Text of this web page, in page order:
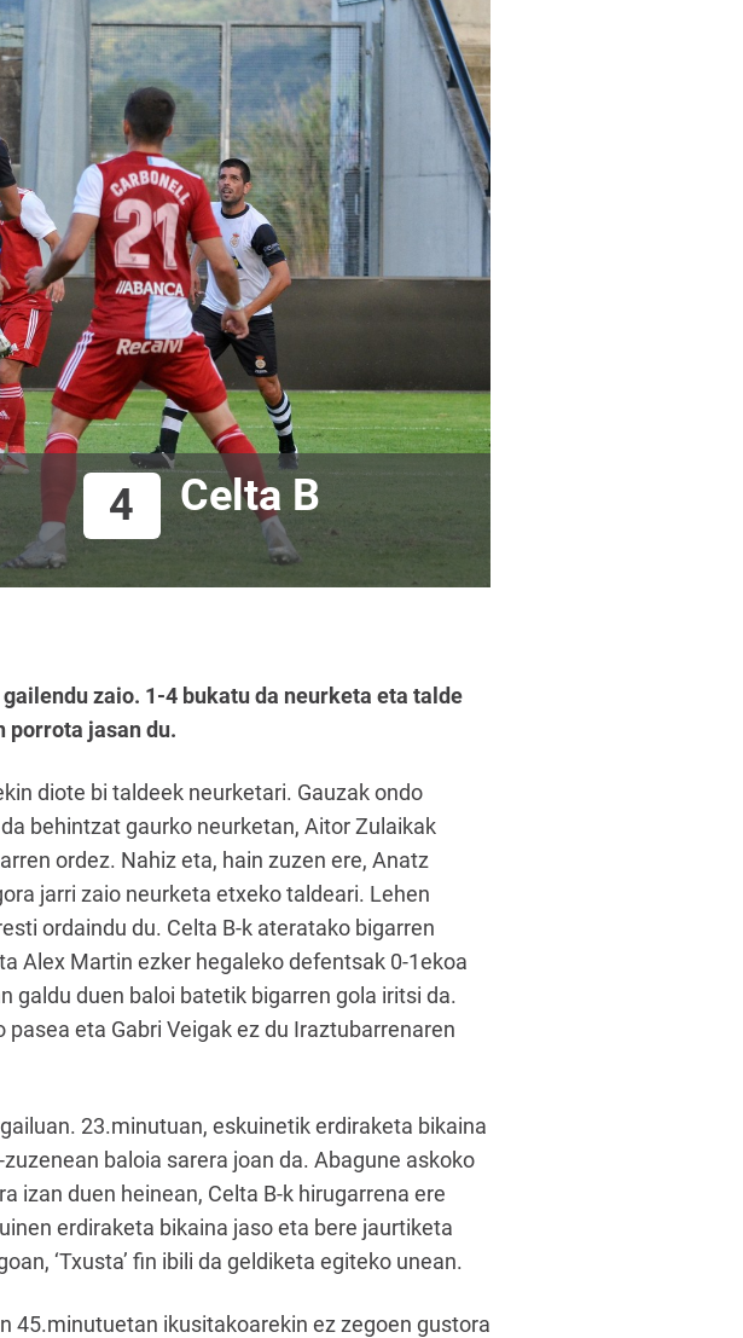
4 Celta B
zaio. 1-4 bukatu da neurketa eta talde
jasan du.
diote bi taldeek neurketari. Gauzak ondo
behintzat gaurko neurketan, Aitor Zulaikak
ordez. Nahiz eta, hain zuzen ere, Anatz
jarri zaio neurketa etxeko taldeari. Lehen
ordaindu du. Celta B-k ateratako bigarren
Alex Martin ezker hegaleko defentsak 0-1ekoa
galdu duen baloi batetik bigarren gola iritsi da.
eta Gabri Veigak ez du Iraztubarrenaren
23.minutuan, eskuinetik erdiraketa bikaina
baloia sarera joan da. Abagune askoko
izan duen heinean, Celta B-k hirugarrena ere
erdiraketa bikaina jaso eta bere jaurtiketa
‘Txusta’ fin ibili da geldiketa egiteko unean.
45.minutuetan ikusitakoarekin ez zegoen gustora